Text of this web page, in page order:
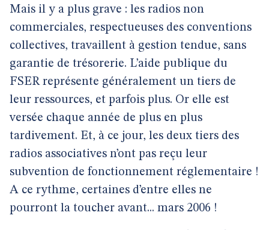
Mais il y a plus grave : les radios non
commerciales, respectueuses des conventions
collectives, travaillent à gestion tendue, sans
garantie de trésorerie. L’aide publique du
FSER représente généralement un tiers de
leur ressources, et parfois plus. Or elle est
versée chaque année de plus en plus
tardivement. Et, à ce jour, les deux tiers des
radios associatives n’ont pas reçu leur
subvention de fonctionnement réglementaire !
A ce rythme, certaines d’entre elles ne
pourront la toucher avant... mars 2006 !